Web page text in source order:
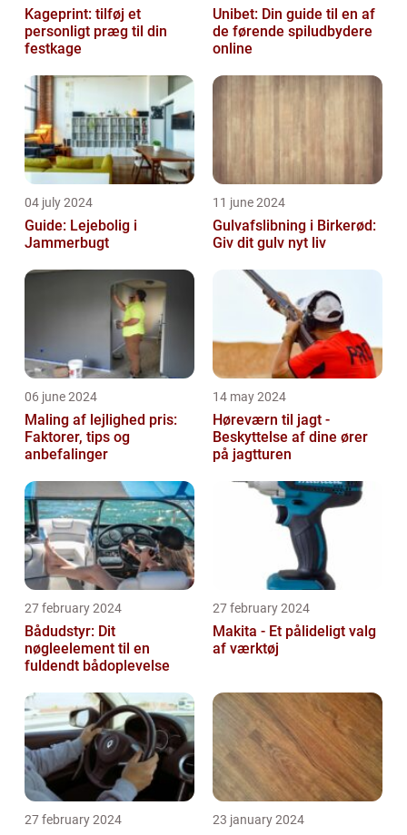
Kageprint: tilføj et
personligt præg til din
festkage
Unibet: Din guide til en af
de førende spiludbydere
online
04 july 2024
Guide: Lejebolig i
Jammerbugt
11 june 2024
Gulvafslibning i Birkerød:
Giv dit gulv nyt liv
06 june 2024
Maling af lejlighed pris:
Faktorer, tips og
anbefalinger
14 may 2024
Høreværn til jagt -
Beskyttelse af dine ører
på jagtturen
27 february 2024
Bådudstyr: Dit
nøgleelement til en
fuldendt bådoplevelse
27 february 2024
Makita - Et pålideligt valg
af værktøj
27 february 2024 23 january 2024